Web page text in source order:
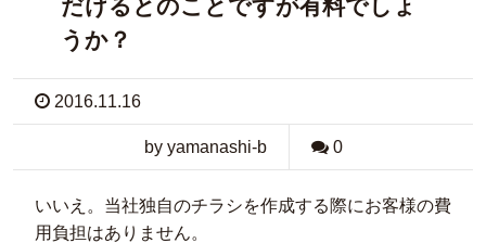
だけるとのことですが有料でしょ
うか？
2016.11.16
by yamanashi-b 0
いいえ。当社独自のチラシを作成する際にお客様の費
用負担はありません。